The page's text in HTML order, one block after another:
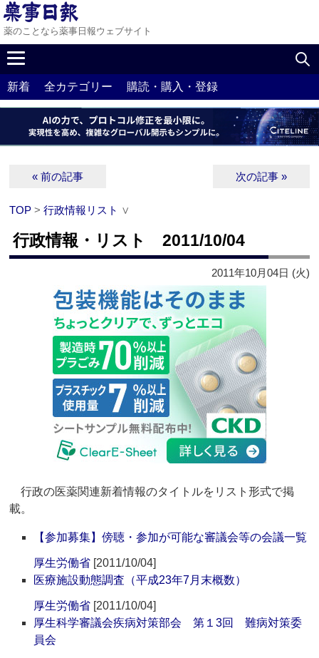
薬のことなら薬事日報ウェブサイト
新着 全カテゴリー 購読・購入・登録
« 前の記事 次の記事 »
TOP >行政情報リスト ∨
行政情報・リスト 2011/10/04
2011年10月04日 (火)
行政の医薬関連新着情報のタイトルをリスト形式で掲
載。
【参加募集】傍聴・参加が可能な審議会等の会議一覧
厚生労働省 [2011/10/04]
医療施設動態調査（平成23年7月末概数）
厚生労働省 [2011/10/04]
厚生科学審議会疾病対策部会 第１3回 難病対策委
員会